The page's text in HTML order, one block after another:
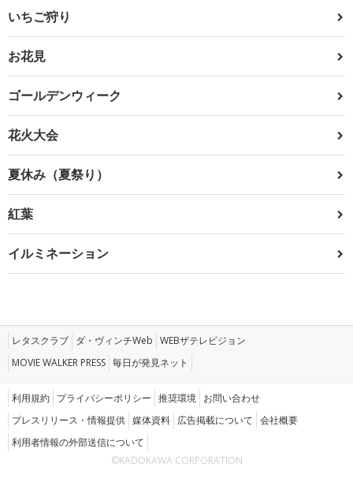
いちご狩り
お花見
ゴールデンウィーク
花火大会
夏休み（夏祭り）
紅葉
イルミネーション
レタスクラブ ダ・ヴィンチWeb WEBザテレビジョン
MOVIE WALKER PRESS 毎日が発見ネット
利用規約 プライバシーポリシー 推奨環境 お問い合わせ
プレスリリース・情報提供 媒体資料 広告掲載について 会社概要
利用者情報の外部送信について
©KADOKAWA CORPORATION